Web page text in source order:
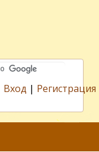
Вход | Регистрация